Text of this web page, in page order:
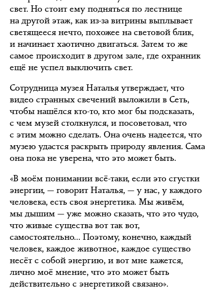
свет. Но стоит ему подняться по лестнице
на другой этаж, как из-за витрины выплывает
светящееся нечто, похожее на световой блик,
и начинает хаотично двигаться. Затем то же
самое происходит в другом зале, где охранник
ещё не успел выключить свет.
Сотрудница музея Наталья утверждает, что
видео странных свечений выложили в Сеть,
чтобы нашёлся кто-то, кто мог бы подсказать,
с чем музей столкнулся, и посоветовал, что
с этим можно сделать. Она очень надеется, что
музею удастся раскрыть природу явления. Сама
она пока не уверена, что это может быть.
«В моём понимании всё-таки, если это сгустки
энергии, — говорит Наталья, — у нас, у каждого
человека, есть своя энергетика. Мы живём,
мы дышим — уже можно сказать, что это чудо,
что живые существа вот так вот,
самостоятельно… Поэтому, конечно, каждый
человек, каждое животное, каждое существо
несёт с собой энергию, и вот мне кажется,
лично моё мнение, что это может быть
действительно с энергетикой связано».